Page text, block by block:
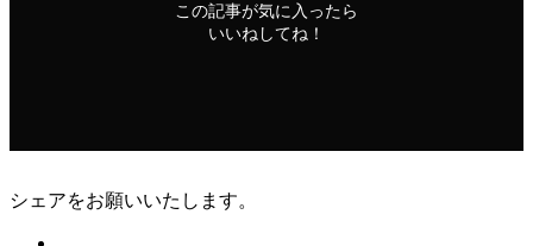
この記事が気に入ったら
いいねしてね！
シェアをお願いいたします。